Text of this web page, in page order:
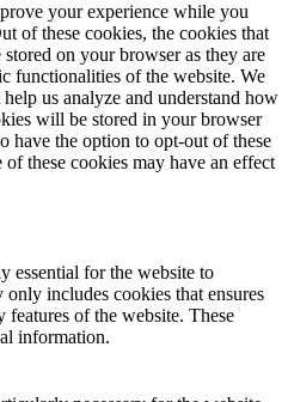
your experience while you
of these cookies, the cookies that
stored on your browser as they are
functionalities of the website. We
us analyze and understand how
will be stored in your browser
have the option to opt-out of these
these cookies may have an effect
essential for the website to
includes cookies that ensures
of the website. These
information.